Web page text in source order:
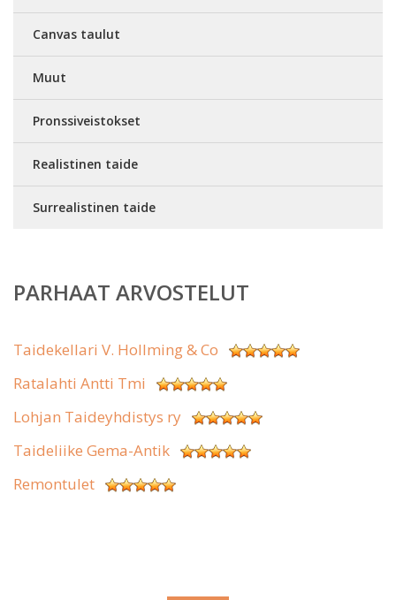
Canvas taulut
Muut
Pronssiveistokset
Realistinen taide
Surrealistinen taide
PARHAAT ARVOSTELUT
Taidekellari V. Hollming & Co
Ratalahti Antti Tmi
Lohjan Taideyhdistys ry
Taideliike Gema-Antik
Remontulet